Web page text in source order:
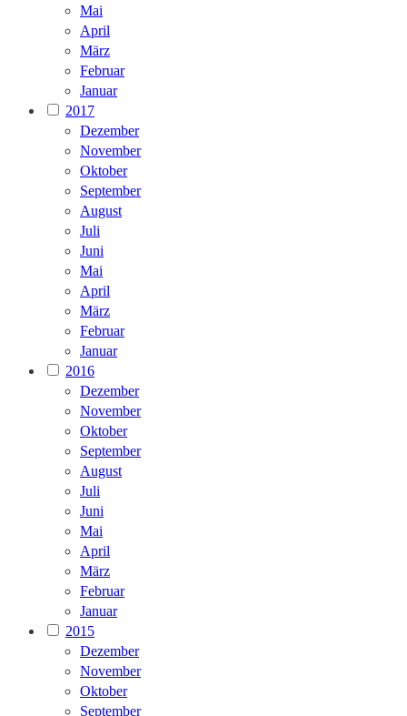
Mai
April
März
Februar
Januar
2017
Dezember
November
Oktober
September
August
Juli
Juni
Mai
April
März
Februar
Januar
2016
Dezember
November
Oktober
September
August
Juli
Juni
Mai
April
März
Februar
Januar
2015
Dezember
November
Oktober
September